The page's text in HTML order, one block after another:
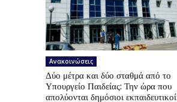
Ανακοινώσεις
Δύο μέτρα και δύο σταθμά από το
Υπουργείο Παιδείας: Την ώρα που
απολύονται δημόσιοι εκπαιδευτικοί